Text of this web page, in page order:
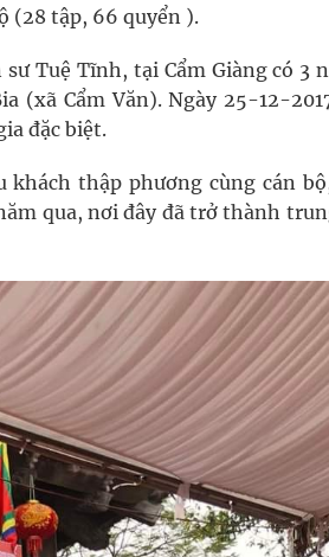
(28 tập, 66 quyển ).
Tuệ Tĩnh, tại Cẩm Giàng có 3
(xã Cẩm Văn). Ngày 25-12-
đặc biệt.
khách thập phương cùng cán
qua, nơi đây đã trở thành